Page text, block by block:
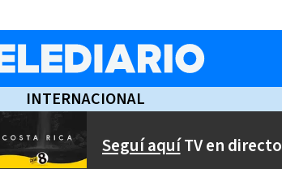
INTERNACIONAL
Seguí aquíTV en directo